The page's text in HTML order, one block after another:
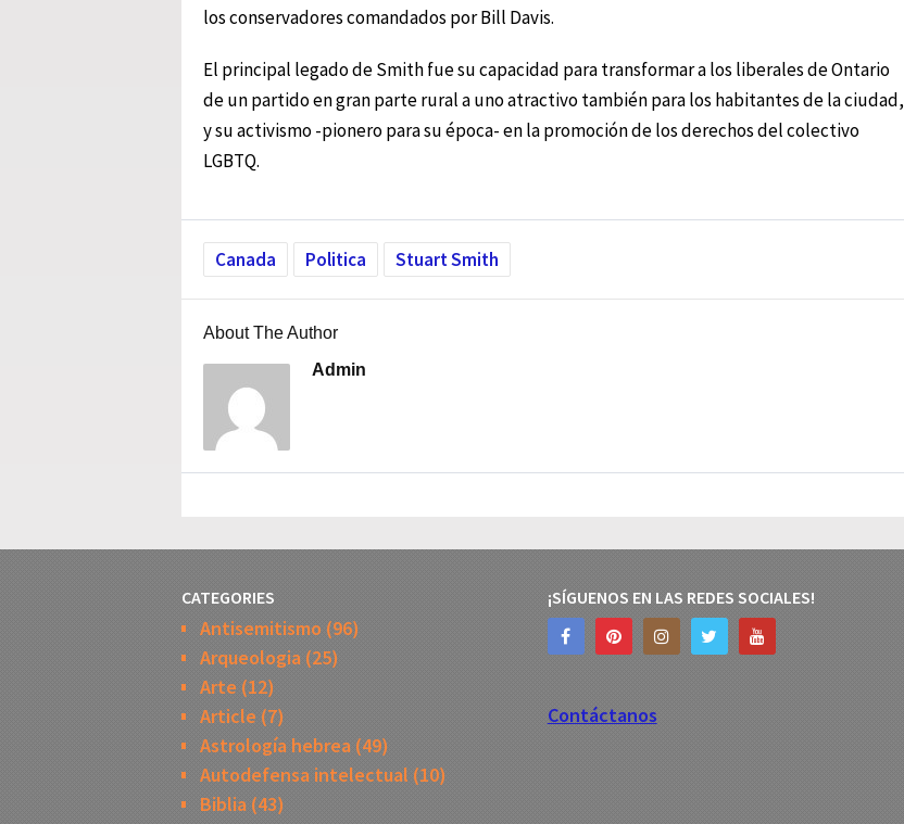
los conservadores comandados por Bill Davis.
El principal legado de Smith fue su capacidad para transformar a los liberales de Ontario
de un partido en gran parte rural a uno atractivo también para los habitantes de la ciudad,
y su activismo -pionero para su época- en la promoción de los derechos del colectivo
LGBTQ.
Canada Politica Stuart Smith
About The Author
Admin
CATEGORIES
Antisemitismo (96)
Arqueologia (25)
Arte (12)
Article (7)
Astrología hebrea (49)
Autodefensa intelectual (10)
Biblia (43)
¡SÍGUENOS EN LAS REDES SOCIALES!
Contáctanos